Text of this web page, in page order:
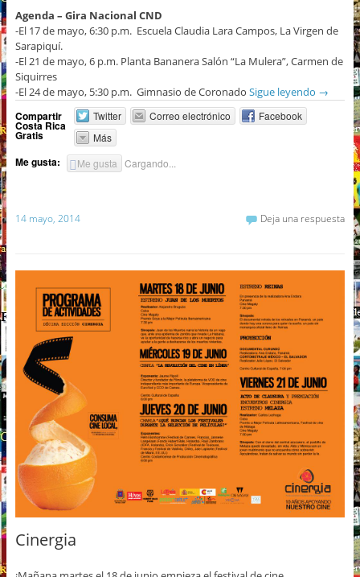
Agenda – Gira Nacional CND
-El 17 de mayo, 6:30 p.m. Escuela Claudia Lara Campos, La Virgen de
Sarapiquí.
-El 21 de mayo, 6 p.m. Planta Bananera Salón “La Mulera”, Carmen de
Siquirres
-El 24 de mayo, 5:30 p.m. Gimnasio de Coronado Sigue leyendo →
Compartir
Costa Rica
Gratis
Twitter Correo electrónico
Facebook
Más
Me gusta: Me gusta Cargando...
14 mayo, 2014 Deja una respuesta
Cinergia